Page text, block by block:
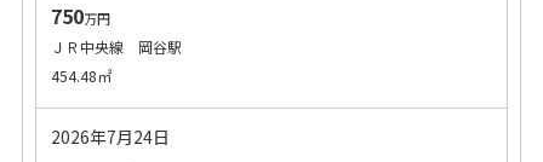
750万円
ＪＲ中央線 岡谷駅
454.48㎡
2026年7月24日